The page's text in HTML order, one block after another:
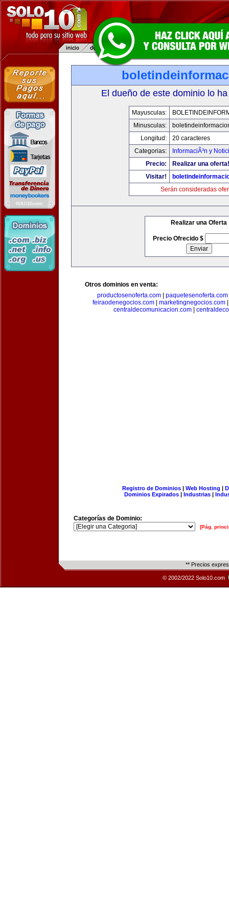
El dueño de este dominio lo
Mayusculas:
Minusculas:
Longitud:
20 caracteres
Categorias:
InformaciÃ³n y
Precio:
Realizar una oferta!
Visitar!
Serán consideradas
Realizar una Oferta
Precio Ofrecido $
Otros dominios en venta:
productosenoferta.com| paquetesenoferta.com
feiraodenegocios.com
marketingnegocios.com
centraldecomunicacion.com
Registro de Dominios| Web Hosting |
Dominios Expirados | Industrias |
Categorías de Dominio:
[Pág.
** Precios
© 2002/2022 Solo10.com